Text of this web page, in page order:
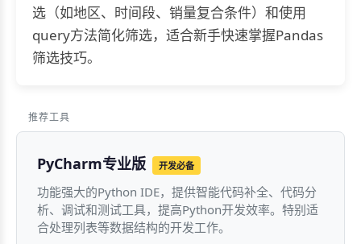
选（如地区、时间段、销量复合条件）和使用
query方法简化筛选，适合新手快速掌握Pandas
筛选技巧。
推荐工具
PyCharm专业版 开发必备
功能强大的Python IDE，提供智能代码补全、代码分
析、调试和测试工具，提高Python开发效率。特别适
合处理列表等数据结构的开发工作。